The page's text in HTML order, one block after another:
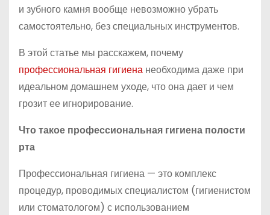
и зубного камня вообще невозможно убрать
самостоятельно, без специальных инструментов.
В этой статье мы расскажем, почему
профессиональная гигиена необходима даже при
идеальном домашнем уходе, что она дает и чем
грозит ее игнорирование.
Что такое профессиональная гигиена полости
рта
Профессиональная гигиена — это комплекс
процедур, проводимых специалистом (гигиенистом
или стоматологом) с использованием